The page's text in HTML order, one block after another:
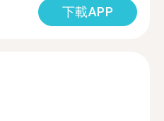
下載APP